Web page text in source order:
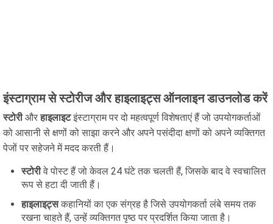
इंस्टाग्राम से स्टोरीज और हाइलाइट्स ऑनलाइन डाउनलोड करें
स्टोरीऔरहाइलाइटइंस्टाग्राम पर दो महत्वपूर्ण विशेषताएं हैं जो उपयोगकर्ताओं
को आसानी से क्षणों को साझा करने और अपने पसंदीदा क्षणों को अपने व्यक्तिगत
पेजों पर सहेजने में मदद करती हैं।
स्टोरीवे पोस्ट हैं जो केवल 24 घंटे तक चलती हैं, जिसके बाद वे स्वचालित
रूप से हटा दी जाती हैं।
हाइलाइट्सकहानियों का एक संग्रह है जिसे उपयोगकर्ता लंबे समय तक
रखना चाहते हैं, उन्हें व्यक्तिगत पृष्ठ पर प्रदर्शित किया जाता है।